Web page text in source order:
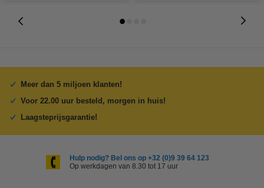
Meer dan 5 miljoen klanten!
Voor 22.00 uur besteld, morgen in huis!
Laagsteprijsgarantie!
Hulp nodig? Bel ons op +32 (0)9 39 64 123
Op werkdagen van 8.30 tot 17 uur